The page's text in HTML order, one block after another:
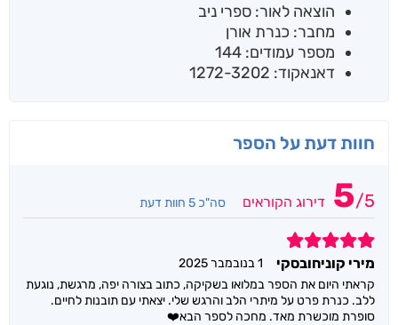
הוצאה לאור: ספרי ניב
מחבר: כנרת אורן
מספר עמודים: 144
דאנאקוד: 1272-3202
חוות דעת על הספר
5/5 דירוג הקוראים סה"כ 5 חוות דעת
5
מירי קוניחובסקי
1 בנובמבר 2025
קראתי היום את הספר במלואו בשקיקה, כתוב בצורה יפה, מרגשת, נוגעת
ללב. כנרת פרט על מיתרי הלב והרגש שלי. יצאתי עם תובנות לחיים.
סופרת מוכשרת מאד. מחכה לספר הבא❤️